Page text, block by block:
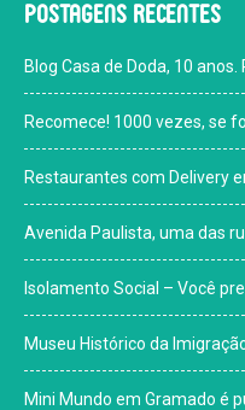
Postagens recentes
Blog Casa de Doda, 10 anos.
Recomece! 1000 vezes, se
Restaurantes com Delivery
Avenida Paulista, uma das
Isolamento Social – Você
Museu Histórico da
Mini Mundo em Gramado é